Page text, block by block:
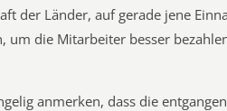
der Länder, auf gerade jene
um die Mitarbeiter besser
anmerken, dass die